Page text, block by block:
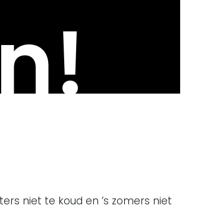
niet te koud en ’s zomers niet